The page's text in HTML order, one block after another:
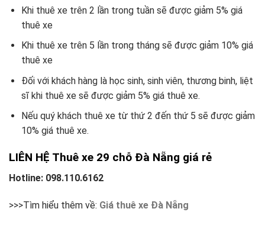
Khi thuê xe trên 2 lần trong tuần sẽ được giảm 5% giá
thuê xe
Khi thuê xe trên 5 lần trong tháng sẽ được giảm 10% giá
thuê xe
Đối với khách hàng là học sinh, sinh viên, thương binh, liệt
sĩ khi thuê xe sẽ được giảm 5% giá thuê xe.
Nếu quý khách thuê xe từ thứ 2 đến thứ 5 sẽ được giảm
10% giá thuê xe.
LIÊN HỆ Thuê xe 29 chỗ Đà Nẵng giá rẻ
Hotline: 098.110.6162
>>>Tìm hiểu thêm về: Giá thuê xe Đà Nẵng